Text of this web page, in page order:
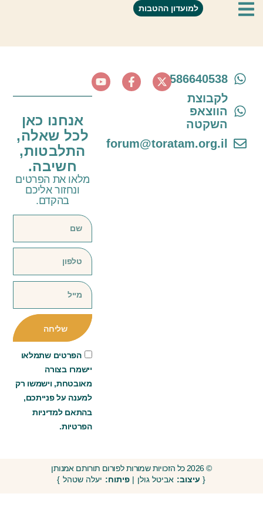
למועדון ההטבות
לימודי ימימה
0586640538
לקבוצת
הווצאפ
השקטה
forum@toratam.org.il
אנחנו כאן
לכל שאלה,
התלבטות,
חשיבה.
מלאו את הפרטים
ונחזור אליכם
בהקדם.
הפרטים שתמלאו
יישמרו בצורה
מאובטחת, וישמשו רק
למענה על פנייתכם,
בהתאם למדיניות
הפרטיות.
שליחה
© 2026 כל הזכויות שמורות לפורום תורותם אמנותן
{ עיצוב: אביטל גולן | פיתוח: יעלה שטהל }